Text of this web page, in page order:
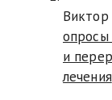
Виктор
опросы
и
лечения